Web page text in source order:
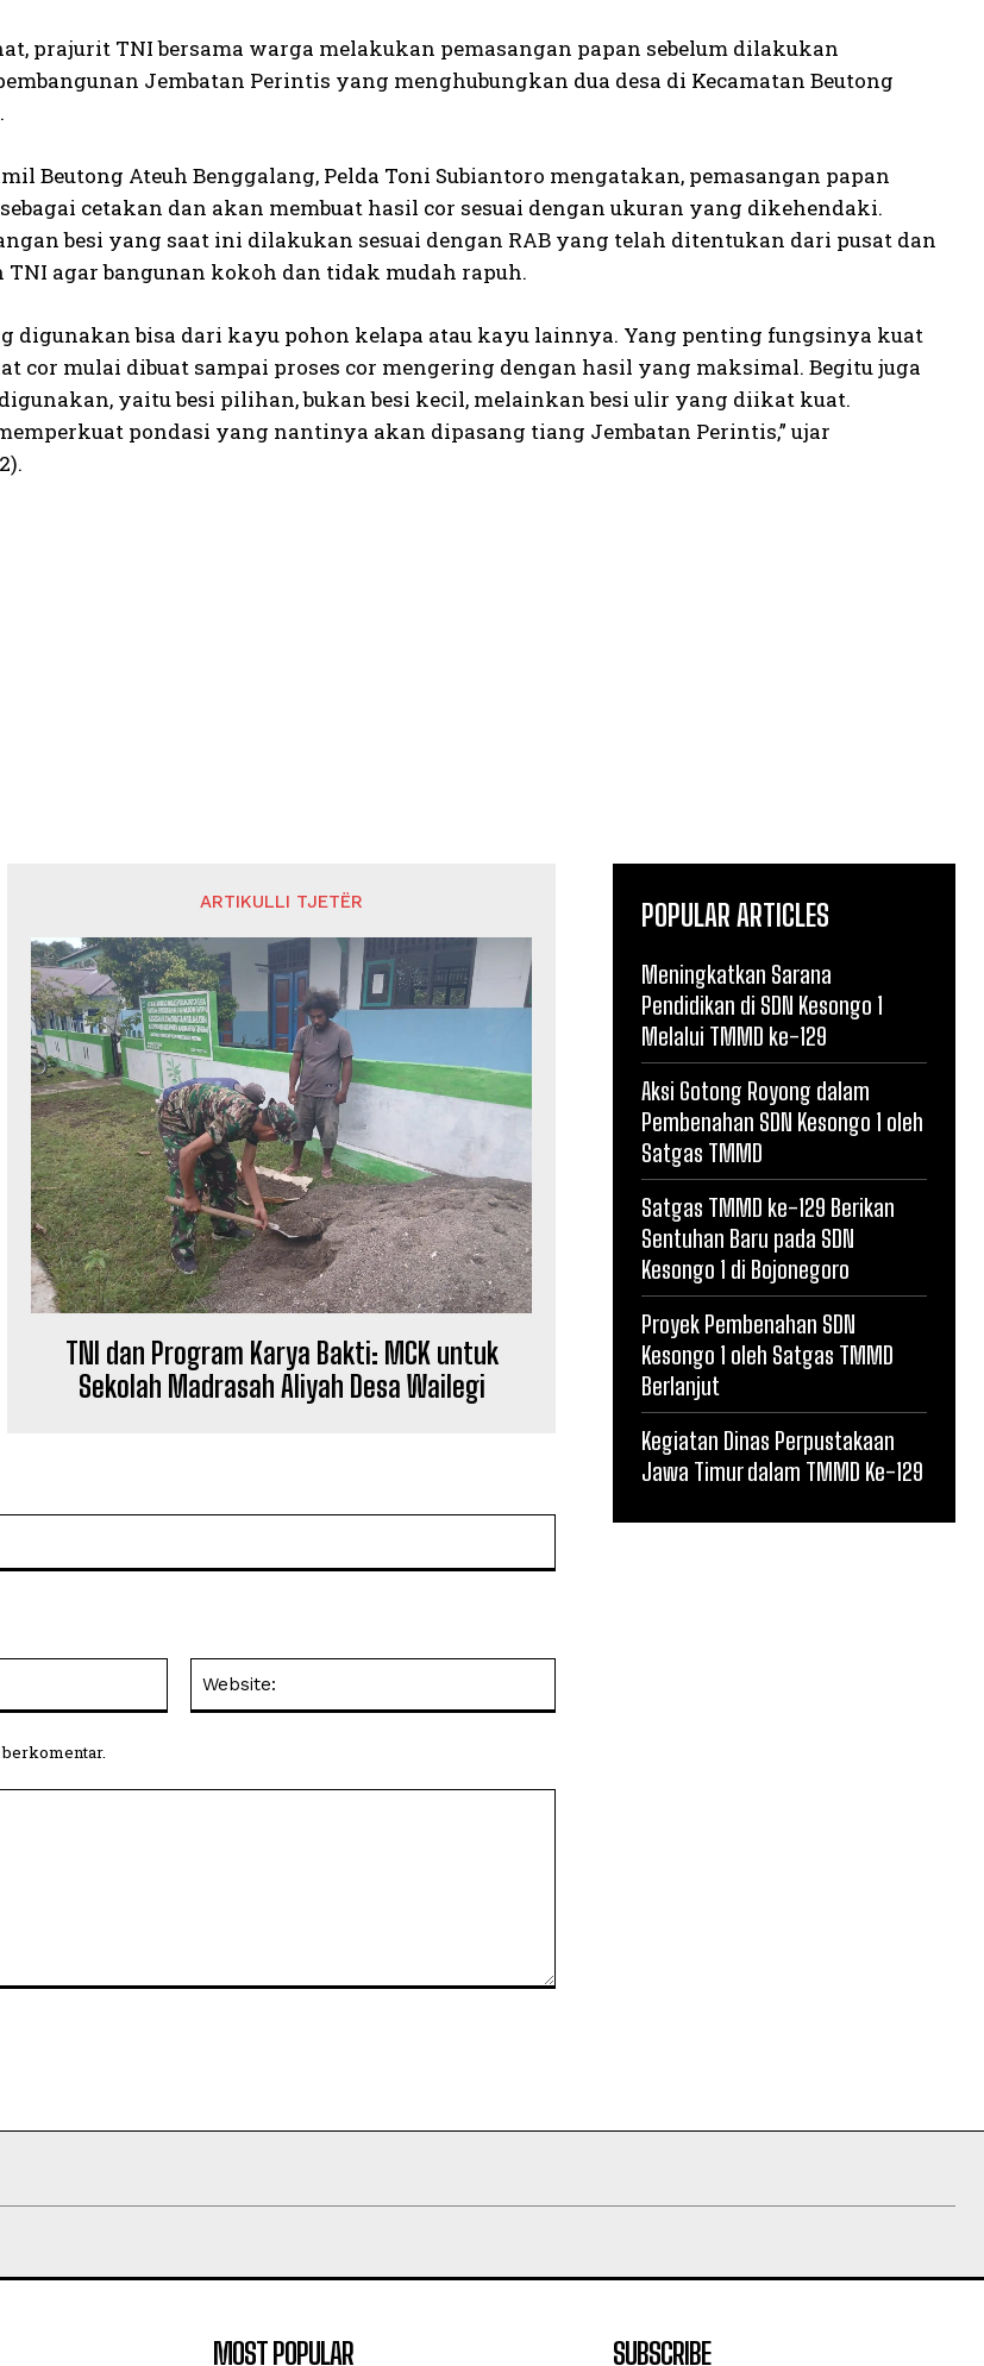
prajurit TNI bersama warga melakukan pemasangan papan sebelum dilakukan
Jembatan Perintis yang menghubungkan dua desa di Kecamatan Beutong
Beutong Ateuh Benggalang, Pelda Toni Subiantoro mengatakan, pemasangan papan
cetakan dan akan membuat hasil cor sesuai dengan ukuran yang dikehendaki.
besi yang saat ini dilakukan sesuai dengan RAB yang telah ditentukan dari pusat dan
agar bangunan kokoh dan tidak mudah rapuh.
digunakan bisa dari kayu pohon kelapa atau kayu lainnya. Yang penting fungsinya kuat
cor mulai dibuat sampai proses cor mengering dengan hasil yang maksimal. Begitu juga
yaitu besi pilihan, bukan besi kecil, melainkan besi ulir yang diikat kuat.
pondasi yang nantinya akan dipasang tiang Jembatan Perintis,” ujar
ARTIKULLI TJETËR
TNI dan Program Karya Bakti: MCK untuk
Sekolah Madrasah Aliyah Desa Wailegi
POPULAR ARTICLES
Meningkatkan Sarana
Pendidikan di SDN Kesongo 1
Melalui TMMD ke-129
Aksi Gotong Royong dalam
Pembenahan SDN Kesongo 1 oleh
Satgas TMMD
Satgas TMMD ke-129 Berikan
Sentuhan Baru pada SDN
Kesongo 1 di Bojonegoro
Proyek Pembenahan SDN
Kesongo 1 oleh Satgas TMMD
Berlanjut
Kegiatan Dinas Perpustakaan
Jawa Timur dalam TMMD Ke-129
MOST POPULAR SUBSCRIBE